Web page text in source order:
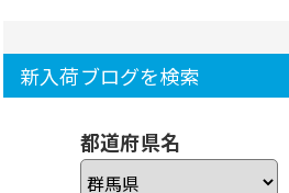
新入荷ブログを検索
都道府県名